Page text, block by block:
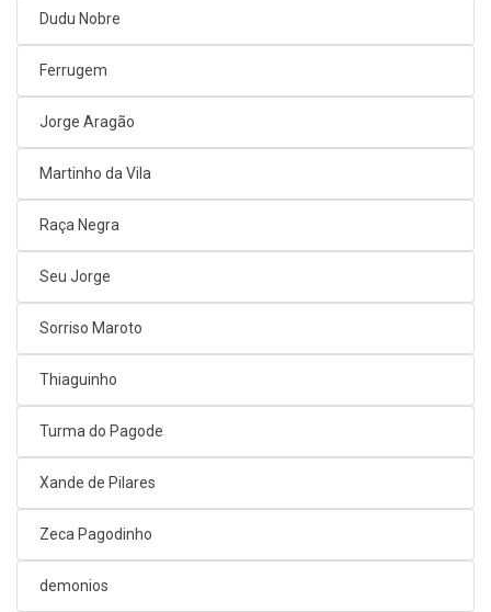
Dudu Nobre
Ferrugem
Jorge Aragão
Martinho da Vila
Raça Negra
Seu Jorge
Sorriso Maroto
Thiaguinho
Turma do Pagode
Xande de Pilares
Zeca Pagodinho
demonios